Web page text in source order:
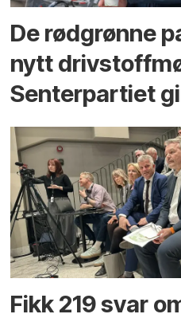
De rødgrønne
nytt
Senterpartiet
Fikk 219 svar